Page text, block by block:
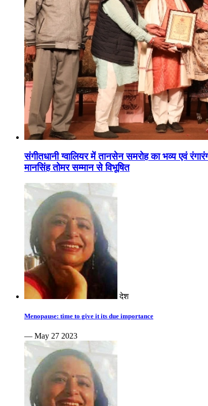
संगीतधानी ग्वालियर में तानसेन समरोह का भव्य एवं
मानसिंह तोमर सम्मान से विभूषित
देश
Menopause: time to give it its due importance
— May 27 2023